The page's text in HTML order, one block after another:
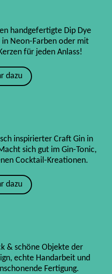
handgefertigte Dip Dye
in Neon-Farben oder mit
für jeden Anlass!
dazu
inspirierter Craft Gin in
sich gut im Gin-Tonic,
Cocktail-Kreationen.
dazu
& schöne Objekte der
echte Handarbeit und
Fertigung.